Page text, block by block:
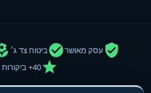
עסק מאושר ביטוח צד ג׳
40+ ביקורות Google